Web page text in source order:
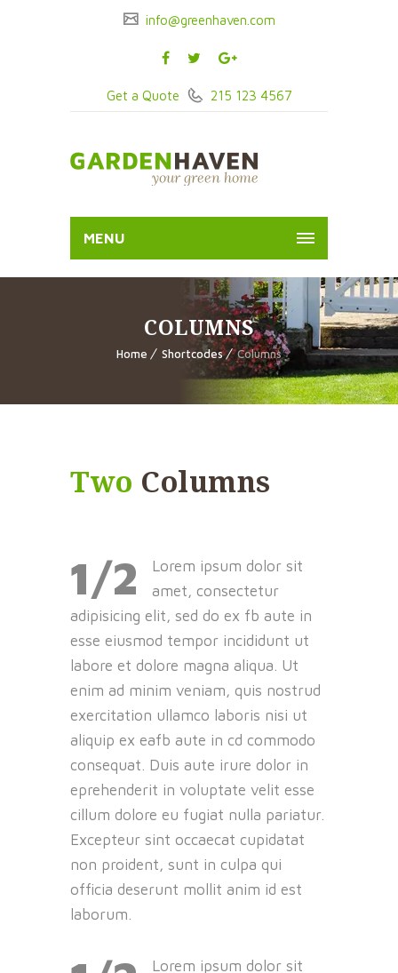
info@greenhaven.com
Get a Quote 215 123 4567
MENU
COLUMNS
Home Shortcodes Columns
Two Columns
1/2
Lorem ipsum dolor sit
amet, consectetur
adipisicing elit, sed do ex fb aute in
esse eiusmod tempor incididunt ut
labore et dolore magna aliqua. Ut
enim ad minim veniam, quis nostrud
exercitation ullamco laboris nisi ut
aliquip ex eafb aute in cd commodo
consequat. Duis aute irure dolor in
eprehenderit in voluptate velit esse
cillum dolore eu fugiat nulla pariatur.
Excepteur sint occaecat cupidatat
non proident, sunt in culpa qui
officia deserunt mollit anim id est
laborum.
Lorem ipsum dolor sit